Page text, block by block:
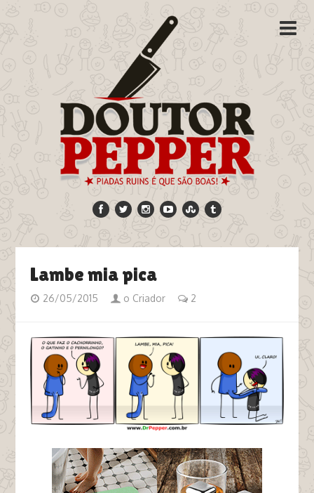
Lambe mia pica
26/05/2015 o Criador 2